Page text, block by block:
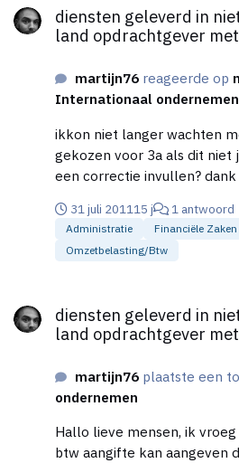
diensten geleverd in
land opdrachtgever
martijn76 reageerde op
Internationaal ondernemen
ikkon niet langer wachten moet
gekozen voor 3a als dit niet juist is kan ik dan later
31 juli 201115 j 1 antwoord
Administratie Financiële Zaken
Omzetbelasting/btw
diensten geleverd in
land opdrachtgever
martijn76 plaatste een
ondernemen
Hallo lieve mensen, ik vroeg me af waar ik op mijn
btw aangifte kan aangeven